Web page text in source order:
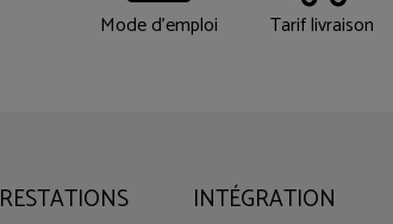
Mode d'emploi Tarif livraison
INTÉGRATION